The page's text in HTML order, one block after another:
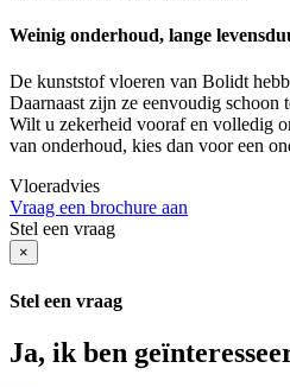
Weinig onderhoud, lange
De kunststof vloeren van Bolidt
Daarnaast zijn ze eenvoudig schoon
Wilt u zekerheid vooraf en volledig
van onderhoud, kies dan voor een
Vloeradvies
Vraag een brochure aan
Stel een vraag
×
Stel een vraag
Ja, ik ben